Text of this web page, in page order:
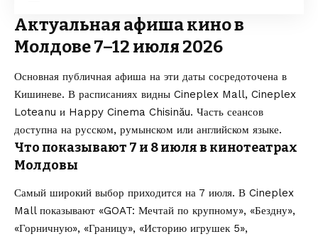
Актуальная афиша кино в
Молдове 7–12 июля 2026
Основная публичная афиша на эти даты сосредоточена в
Кишиневе. В расписаниях видны Cineplex Mall, Cineplex
Loteanu и Happy Cinema Chisinău. Часть сеансов
доступна на русском, румынском или английском языке.
Что показывают 7 и 8 июля в кинотеатрах
Молдовы
Самый широкий выбор приходится на 7 июля. В Cineplex
Mall показывают «GOAT: Мечтай по крупному», «Бездну»,
«Горничную», «Границу», «Историю игрушек 5»,